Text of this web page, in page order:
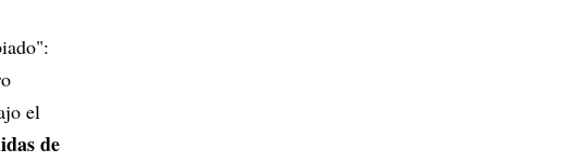
el
de